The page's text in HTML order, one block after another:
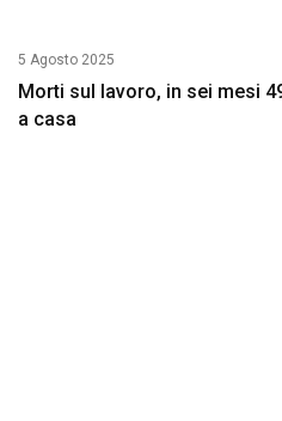
5 Agosto 2025
Morti sul lavoro, in sei mesi
a casa